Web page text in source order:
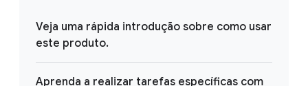
Veja uma rápida introdução sobre como usar
este produto.
Aprenda a realizar tarefas específicas com